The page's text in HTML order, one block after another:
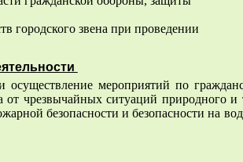
городского звена при проведении
осуществление мероприятий по
от чрезвычайных ситуаций природного и
безопасности и безопасности на